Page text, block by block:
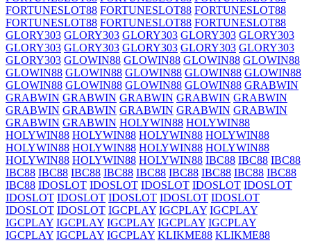
FORTUNESLOT88 FORTUNESLOT88 FORTUNESLOT88
FORTUNESLOT88 FORTUNESLOT88 FORTUNESLOT88
GLORY303 GLORY303 GLORY303 GLORY303 GLORY303
GLORY303 GLORY303 GLORY303 GLORY303 GLORY303
GLORY303 GLOWIN88 GLOWIN88 GLOWIN88 GLOWIN88
GLOWIN88 GLOWIN88 GLOWIN88 GLOWIN88 GLOWIN88
GLOWIN88 GLOWIN88 GLOWIN88 GLOWIN88 GRABWIN
GRABWIN GRABWIN GRABWIN GRABWIN GRABWIN
GRABWIN GRABWIN GRABWIN GRABWIN GRABWIN
GRABWIN GRABWIN HOLYWIN88 HOLYWIN88
HOLYWIN88 HOLYWIN88 HOLYWIN88 HOLYWIN88
HOLYWIN88 HOLYWIN88 HOLYWIN88 HOLYWIN88
HOLYWIN88 HOLYWIN88 HOLYWIN88 IBC88 IBC88 IBC88
IBC88 IBC88 IBC88 IBC88 IBC88 IBC88 IBC88 IBC88 IBC88
IBC88 IDOSLOT IDOSLOT IDOSLOT IDOSLOT IDOSLOT
IDOSLOT IDOSLOT IDOSLOT IDOSLOT IDOSLOT
IDOSLOT IDOSLOT IGCPLAY IGCPLAY IGCPLAY
IGCPLAY IGCPLAY IGCPLAY IGCPLAY IGCPLAY
IGCPLAY IGCPLAY IGCPLAY KLIKME88 KLIKME88